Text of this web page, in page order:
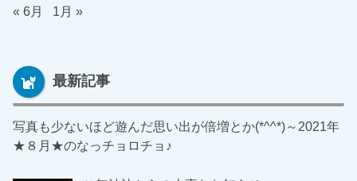
« 6月
1月 »
最新記事
写真も少ないほど遊んだ思い出が倍増とか(*^^*)～2021年
★８月★のなっチョロチョ♪